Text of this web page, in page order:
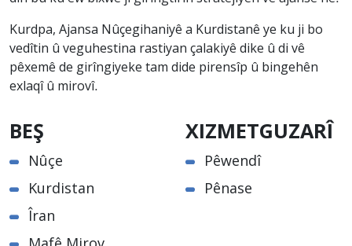
Kurdpa, Ajansa Nûçegihaniyê a Kurdistanê ye ku ji bo
vedîtin û veguhestina rastiyan çalakiyê dike û di vê
pêxemê de girîngiyeke tam dide pirensîp û bingehên
exlaqî û mirovî.
BEŞ
Nûçe
Kurdistan
Îran
XIZMETGUZARÎ
Pêwendî
Pênase